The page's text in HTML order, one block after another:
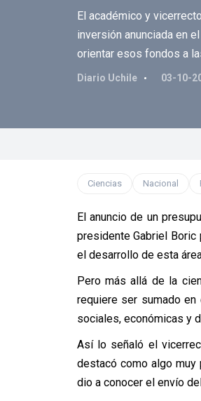
El académico y
inversión anunciada en
orientar esos fondos a
Diario Uchile 03-10-
Ciencias Nacional
El anuncio de un
presidente Gabriel
el desarrollo de esta
Pero más allá de la
requiere ser sumado
sociales, económicas y
Así lo señaló el
destacó como algo muy
dio a conocer el envío